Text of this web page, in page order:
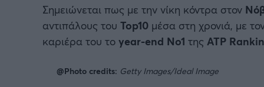
Σημειώνεται πως με την νίκη κόντρα στον
αντιπάλους του Top10 μέσα στη χρονιά, με
καριέρα του το year-end No1 της ATP
@Photo credits: Getty Images/Ideal Image